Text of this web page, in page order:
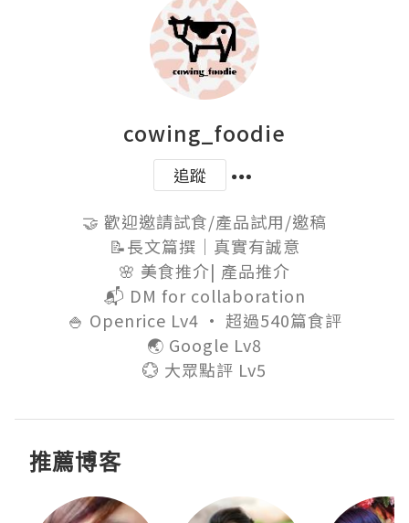
cowing_foodie
追蹤
🤝 歡迎邀請試食/產品試用/邀稿
📝長文篇撰｜真實有誠意
🌸 美食推介| 產品推介
📬 DM for collaboration
🍚 Openrice Lv4 · 超過540篇食評
🌏 Google Lv8
💮 大眾點評 Lv5
推薦博客